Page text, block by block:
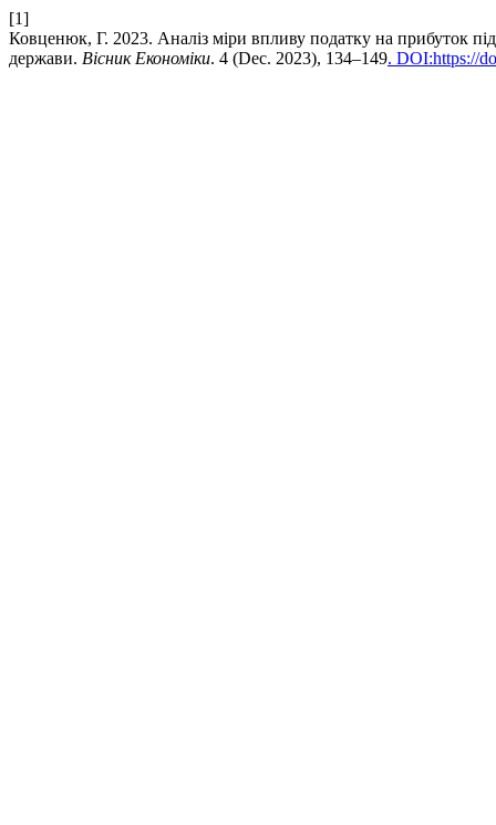
[1]
Ковценюк, Г. 2023. Аналіз міри впливу податку на прибуток
держави. Вісник Економіки. 4 (Dec. 2023), 134–149. DOI:https://